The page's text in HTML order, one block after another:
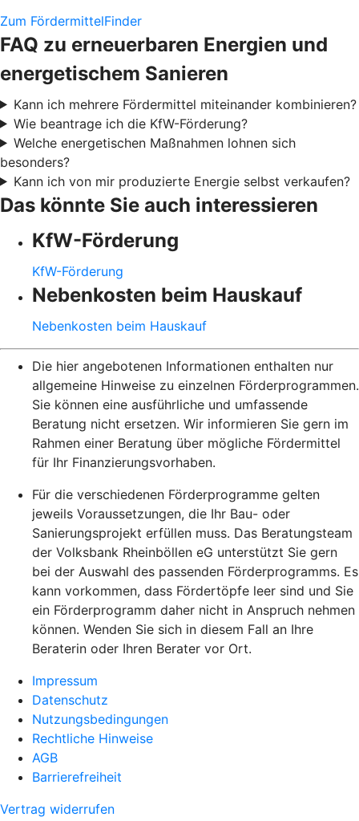
Zum FördermittelFinder
FAQ zu erneuerbaren Energien und
energetischem Sanieren
Kann ich mehrere Fördermittel miteinander kombinieren?
Wie beantrage ich die KfW-Förderung?
Welche energetischen Maßnahmen lohnen sich
besonders?
Kann ich von mir produzierte Energie selbst verkaufen?
Das könnte Sie auch interessieren
KfW-Förderung
KfW-Förderung
Nebenkosten beim Hauskauf
Nebenkosten beim Hauskauf
Die hier angebotenen Informationen enthalten nur
allgemeine Hinweise zu einzelnen Förderprogrammen.
Sie können eine ausführliche und umfassende
Beratung nicht ersetzen. Wir informieren Sie gern im
Rahmen einer Beratung über mögliche Fördermittel
für Ihr Finanzierungsvorhaben.
Für die verschiedenen Förderprogramme gelten
jeweils Voraussetzungen, die Ihr Bau- oder
Sanierungsprojekt erfüllen muss. Das Beratungsteam
der Volksbank Rheinböllen eG unterstützt Sie gern
bei der Auswahl des passenden Förderprogramms. Es
kann vorkommen, dass Fördertöpfe leer sind und Sie
ein Förderprogramm daher nicht in Anspruch nehmen
können. Wenden Sie sich in diesem Fall an Ihre
Beraterin oder Ihren Berater vor Ort.
Impressum
Datenschutz
Nutzungsbedingungen
Rechtliche Hinweise
AGB
Barrierefreiheit
Vertrag widerrufen